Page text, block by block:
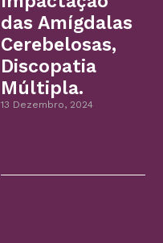
das Amígdalas
Cerebelosas,
Discopatia
Múltipla.
13 Dezembro, 2024